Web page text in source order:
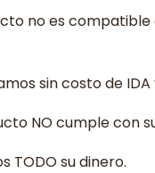
no es compatible
sin costo de IDA
NO cumple con
TODO su dinero.